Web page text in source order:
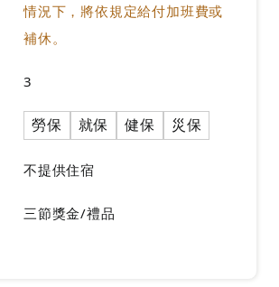
情況下，將依規定給付加班費或
補休。
3
勞保 就保 健保 災保
不提供住宿
三節獎金/禮品